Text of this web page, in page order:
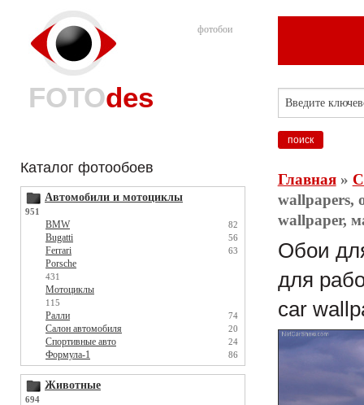
фотобои
FOTOdes
Каталог фотообоев
Автомобили и мотоциклы
951
BMW 82
Bugatti 56
Ferrari 63
Porsche
431
Мотоциклы
115
Ралли 74
Салон автомобиля 20
Спортивные авто 24
Формула-1 86
Животные
694
Главная»
wallpapers,
wallpaper,
Обои
для
car